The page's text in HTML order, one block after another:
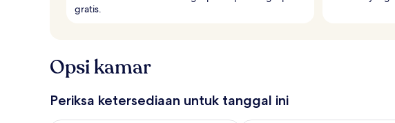
gratis.
Opsi kamar
Periksa ketersediaan untuk tanggal ini